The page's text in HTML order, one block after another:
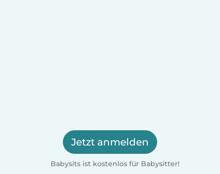
Jetzt anmelden
Babysits ist kostenlos für Babysitter!